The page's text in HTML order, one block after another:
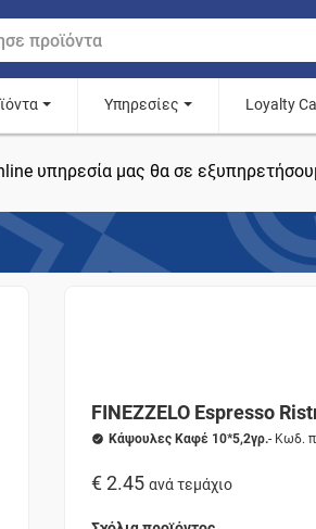
Υπηρεσίες Loyalty
υπηρεσία μας θα σε
FINEZZELO Espresso
Κάψουλες Καφέ 10*5,2γρ.- Κωδ.
€ 2.45 ανά τεμάχιο